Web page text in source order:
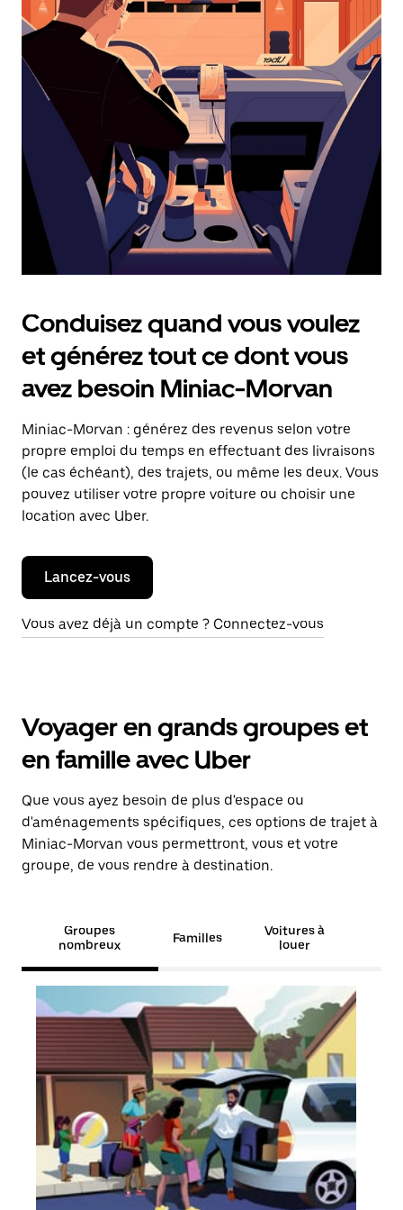
sélectionner
une
date.
Appuyez
sur
touche
pour
fermer
le
calendrier.
Conduisez quand vous voulez
et générez tout ce dont vous
avez besoin Miniac-Morvan
Miniac-Morvan : générez des revenus selon votre
propre emploi du temps en effectuant des livraisons
(le cas échéant), des trajets, ou même les deux. Vous
pouvez utiliser votre propre voiture ou choisir une
location avec Uber.
Lancez-vous
Vous avez déjà un compte ? Connectez-vous
Voyager en grands groupes et
en famille avec Uber
Que vous ayez besoin de plus d'espace ou
d'aménagements spécifiques, ces options de trajet à
Miniac-Morvan vous permettront, vous et votre
groupe, de vous rendre à destination.
Groupes
nombreux
Familles
Voitures à
louer